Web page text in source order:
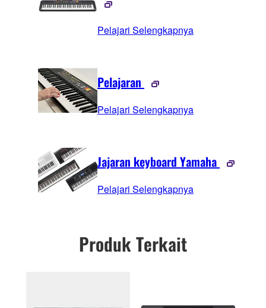
Pelajari Selengkapnya
Pelajaran
Pelajari Selengkapnya
Jajaran keyboard Yamaha
Pelajari Selengkapnya
Produk Terkait